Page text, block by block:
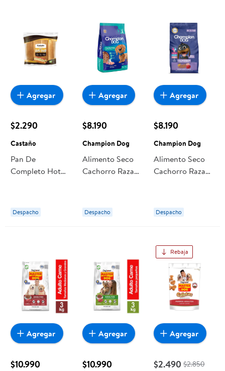
$2.290
Castaño
Pan De
Completo Hot
Despacho
Agregar
$8.190
Champion Dog
Alimento Seco
Cachorro Raza
Champion Dog
Despacho
Agregar
$8.190
Champion Dog
Alimento Seco
Cachorro Raza
Champion Dog
Despacho
Agregar
$10.990
Agregar
$10.990
Agregar
Rebaja
$2.490 $2.850
Agregar